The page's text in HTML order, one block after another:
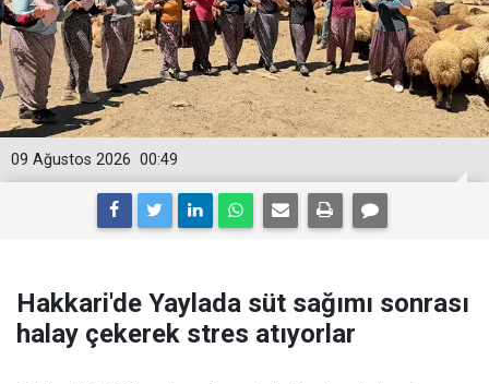
00:49
09 Ağustos 2026
Hakkari'de Yaylada süt sağımı sonrası
halay çekerek stres atıyorlar